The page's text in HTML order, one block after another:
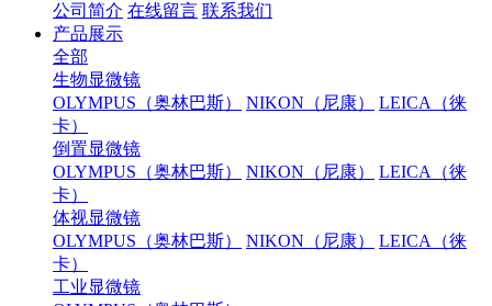
公司简介 在线留言 联系我们
产品展示
全部
生物显微镜
OLYMPUS（奥林巴斯）
NIKON（尼康）
LEICA（徕
卡）
倒置显微镜
OLYMPUS（奥林巴斯）
NIKON（尼康）
LEICA（徕
卡）
体视显微镜
OLYMPUS（奥林巴斯）
NIKON（尼康）
LEICA（徕
卡）
工业显微镜